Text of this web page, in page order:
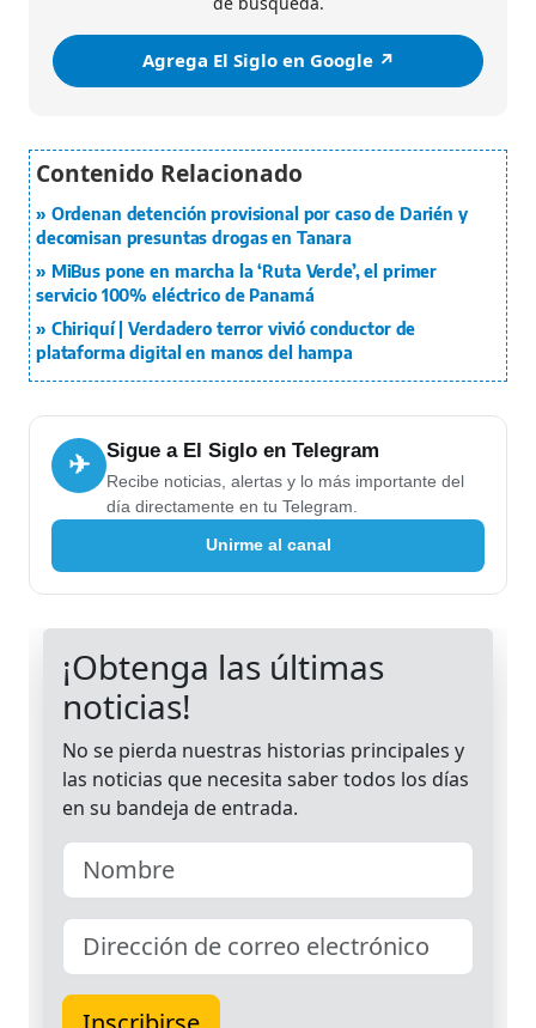
Agrega El Siglo en Google ↗️
Ordenan detención provisional por caso de Darién y
decomisan presuntas drogas en Tanara
MiBus pone en marcha la ‘Ruta Verde’, el primer
servicio 100% eléctrico de Panamá
Chiriquí | Verdadero terror vivió conductor de
plataforma digital en manos del hampa
✈ Sigue a El Siglo en Telegram
Recibe noticias, alertas y lo más importante del
día directamente en tu Telegram.
Unirme al canal